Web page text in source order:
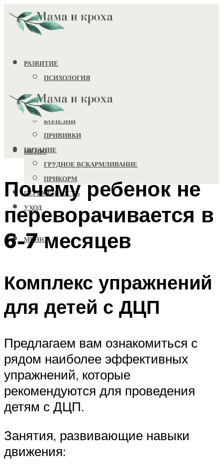
РАЗВИТИЕ
ПСИХОЛОГИЯ
ИГРУШКИ
ЗДОРОВЬЕ
БОЛЕЗНИ
ПРИВИВКИ
ПИТАНИЕ
ГРУДНОЕ ВСКАРМЛИВАНИЕ
ПРИКОРМ
БЕРЕМЕННОСТЬ
УХОД
МЕНЮ
МЕНЮ
Почему ребенок не
переворачивается в
6-7 месяцев
Комплекс упражнений
для детей с ДЦП
Предлагаем вам ознакомиться с
рядом наиболее эффективных
упражнений, которые
рекомендуются для проведения
детям с ДЦП.
Занятия, развивающие навыки
движения: